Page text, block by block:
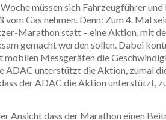
Woche müssen sich Fahrzeugführer
vom Gas nehmen. Denn: Zum 4. Mal
Marathon statt – eine Aktion, mit
gemacht werden sollen. Dabei
mobilen Messgeräten die
ADAC unterstützt die Aktion, zumal
der ADAC die Aktion unterstützt,
Ansicht dass der Marathon einen